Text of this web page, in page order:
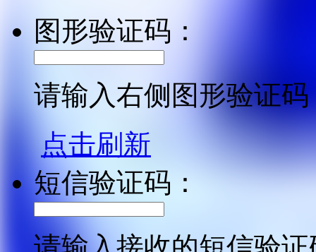
图形验证码：
请输入右侧图形验证码
点击刷新
短信验证码：